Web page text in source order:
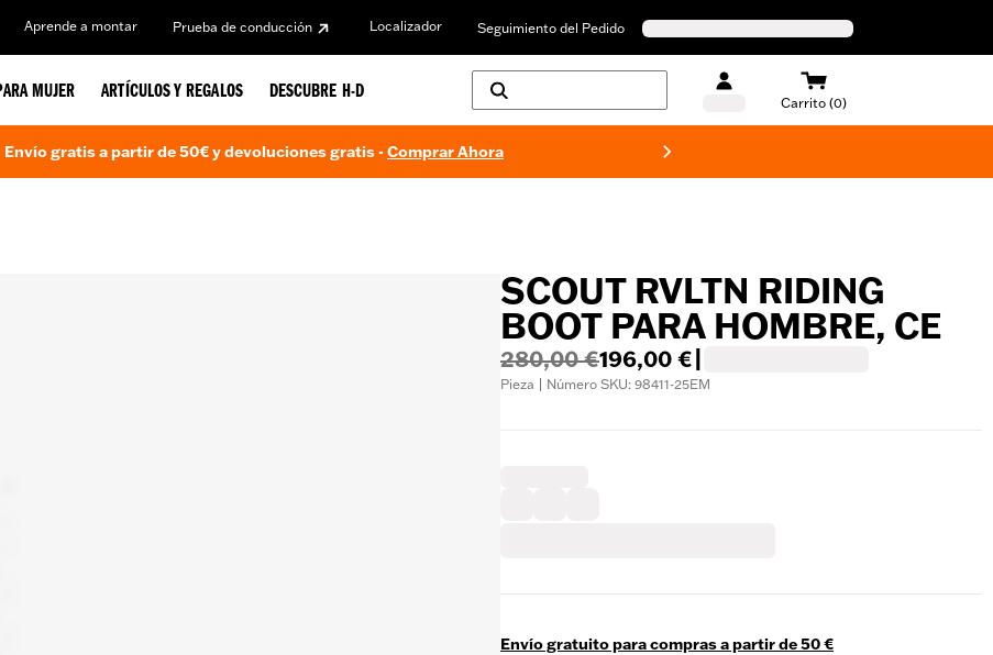
Aprende a montar Prueba de conducción Localizador Seguimiento del Pedido
MUJER ARTÍCULOS Y REGALOS DESCUBRE H-D
Carrito (0)
Envío gratis a partir de 50€ y devoluciones gratis -Comprar Ahora
SCOUT RVLTN RIDING
BOOT PARA HOMBRE, CE
280,00 €196,00 €
Pieza | Número SKU: 98411-25EM
Envío gratuito para compras a partir de 50 €